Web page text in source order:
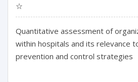
☆
Quantitative assessment of
within hospitals and its relevance
prevention and control strategies